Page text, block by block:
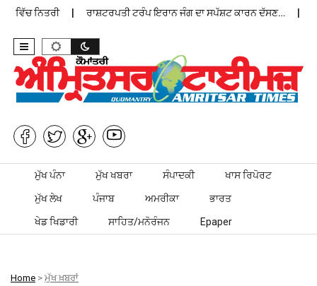
ਨਿਤਰੀ ਰਾਸ਼ਟਰਪਤੀ ਟਰੰਪ ਇਰਾਨ ਜੰਗ ਦਾ ਸਪੱਸ਼ਟ ਕਾਰਨ ਦੱਸਣ…
Skip to content
ਮੁੱਖ ਪੰਨਾ ਮੁੱਖ ਖਬਰਾ ਸੰਪਾਦਕੀ ਖਾਸ ਰਿਪੋਰਟ
ਮੁੱਖ ਲੇਖ ਪੰਜਾਬ ਅਮਰੀਕਾ ਭਾਰਤ
ਖੇਡ ਖਿਡਾਰੀ ਸਾਹਿਤ/ਮਨੋਰੰਜਨ Epaper
Home > ਮੁੱਖ ਖ਼ਬਰਾਂ